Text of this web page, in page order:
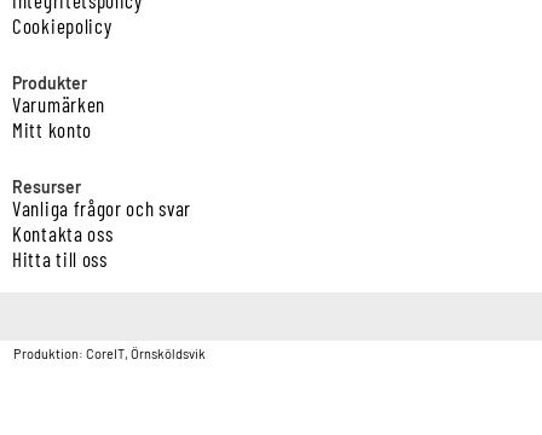
Cookiepolicy
Produkter
Varumärken
Mitt konto
Resurser
Vanliga frågor och svar
Kontakta oss
Hitta till oss
Produktion: CoreIT, Örnsköldsvik